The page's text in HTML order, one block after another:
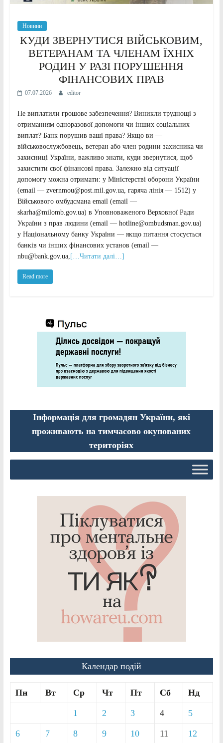
Новини
КУДИ ЗВЕРНУТИСЯ ВІЙСЬКОВИМ,
ВЕТЕРАНАМ ТА ЧЛЕНАМ ЇХНІХ
РОДИН У РАЗІ ПОРУШЕННЯ
ФІНАНСОВИХ ПРАВ
07.07.2026 editor
Не виплатили грошове забезпечення? Виникли труднощі з
отриманням одноразової допомоги чи інших соціальних
виплат? Банк порушив ваші права? Якщо ви —
військовослужбовець, ветеран або член родини захисника чи
захисниці України, важливо знати, куди звернутися, щоб
захистити свої фінансові права. Залежно від ситуації
допомогу можна отримати: у Міністерстві оборони України
(email — zvernmou@post.mil.gov.ua, гаряча лінія — 1512) у
Військового омбудсмана email (email —
skarha@milomb.gov.ua) в Уповноваженого Верховної Ради
України з прав людини (email — hotline@ombudsman.gov.ua)
у Національному банку України — якщо питання стосується
банків чи інших фінансових установ (email —
nbu@bank.gov.ua, […Читати далі…]
Read more
Інформація для громадян України, які
проживають на тимчасово окупованих
територіях
Календар подій
Пн Вт Ср Чт Пт Сб Нд
1 2 3 4 5
6 7 8 9 10 11 12